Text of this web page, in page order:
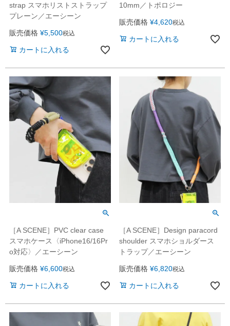
strap スマホリストストラップ
プレーン／エーシーン
販売価格 ¥5,500税込
カートに入れる
10mm／トポロジー
販売価格 ¥4,620税込
カートに入れる
［A SCENE］PVC clear case
スマホケース〈iPhone16/16Pr
o対応〉／エーシーン
販売価格 ¥6,600税込
カートに入れる
［A SCENE］Design paracord
shoulder スマホショルダース
トラップ／エーシーン
販売価格 ¥6,820税込
カートに入れる